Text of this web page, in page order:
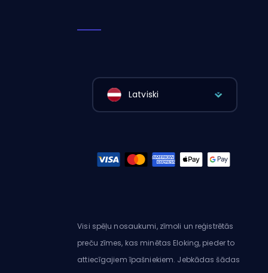
Latviski
Visi spēļu nosaukumi, zīmoli un reģistrētās
preču zīmes, kas minētas Eloking, pieder to
attiecīgajiem īpašniekiem. Jebkādas šādas